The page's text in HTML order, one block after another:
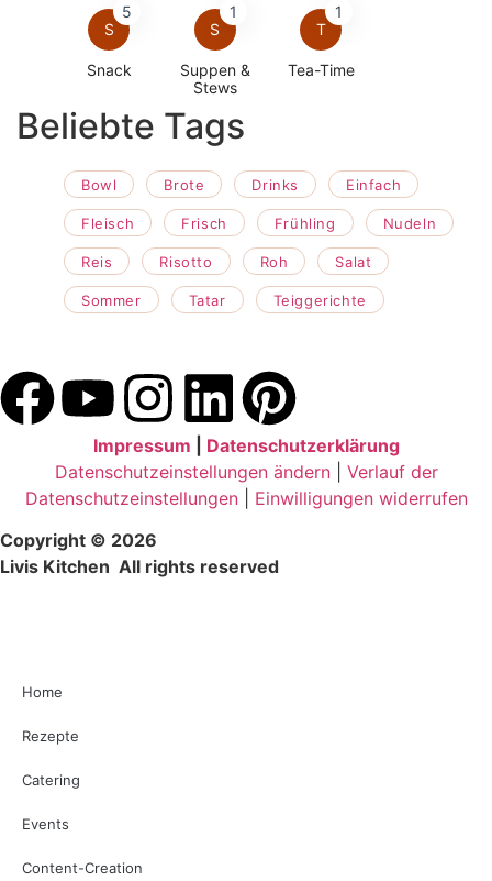
S
5
Snack
S
1
Suppen &
Stews
T
1
Tea-Time
Beliebte Tags
Bowl Brote Drinks Einfach
Fleisch Frisch Frühling Nudeln
Reis Risotto Roh Salat
Sommer Tatar Teiggerichte
Impressum
Datenschutzerklärung
Datenschutzeinstellungen ändern| Verlauf der
Datenschutzeinstellungen| Einwilligungen widerrufen
Copyright © 2026
Livis Kitchen All rights reserved
Home
Rezepte
Catering
Events
Content-Creation